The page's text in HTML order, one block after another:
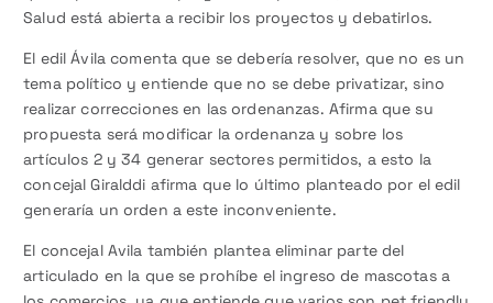
Salud está abierta a recibir los proyectos y debatirlos.
El edil Ávila comenta que se debería resolver, que no es un
tema político y entiende que no se debe privatizar, sino
realizar correcciones en las ordenanzas. Afirma que su
propuesta será modificar la ordenanza y sobre los
artículos 2 y 34 generar sectores permitidos, a esto la
concejal Giralddi afirma que lo último planteado por el edil
generaría un orden a este inconveniente.
El concejal Avila también plantea eliminar parte del
articulado en la que se prohíbe el ingreso de mascotas a